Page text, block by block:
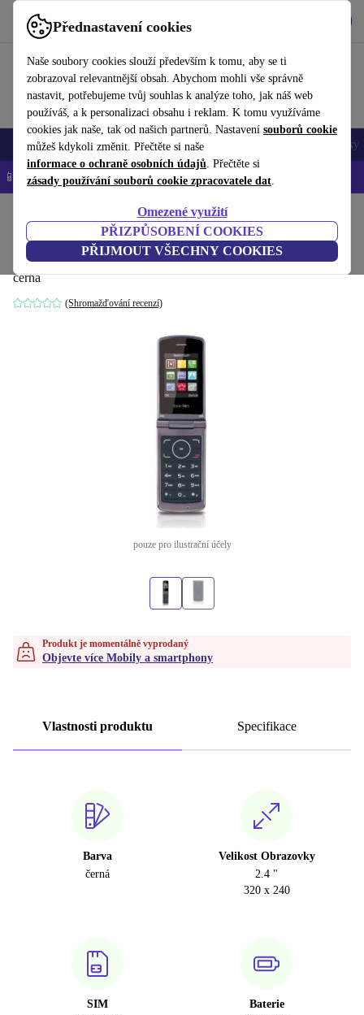
Přednastavení cookies
Naše soubory cookies slouží především k tomu, aby se ti
zobrazoval relevantnější obsah. Abychom mohli vše správně
nastavit, potřebujeme tvůj souhlas k analýze toho, jak náš web
používáš, a k personalizaci obsahu i reklam. K tomu využíváme
cookies jak naše, tak od našich partnerů. Nastavení souborů cookie
můžeš kdykoli změnit. Přečtěte si naše
informace o ochraně osobních údajů. Přečtěte si
zásady používání souborů cookie zpracovatele dat.
Omezené využití
PŘIZPŮSOBENÍ COOKIES
PŘIJMOUT VŠECHNY COOKIES
Používejte refurbed rychle a snadno
Mobily a smartphony Notebooky Tablety Doplňky
📱 -5 % NAVÍC na všechny iPhony – kód: IPHONEDEAL-
Mobily a smartphony
Bea-fon Classic Line C240
černá
(Shromažďování recenzí)
pouze pro ilustrační účely
Produkt je momentálně vyprodaný
Objevte více Mobily a smartphony
Vlastnosti produktu Specifikace
Barva
černá
Velikost Obrazovky
2.4 "
320 x 240
SIM
Baterie